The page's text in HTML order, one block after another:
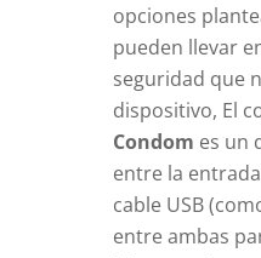
opciones
pueden llevar
seguridad que
dispositivo, El
Condom es un
entre la
cable USB
entre ambas